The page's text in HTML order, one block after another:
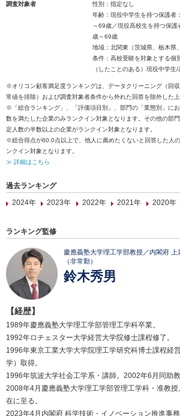
調査対象者
性別：指定なし
年齢：現役中学生を持つ保護
～69歳／現役高校生を持つ保
歳～69歳
地域：北関東（茨城県、栃木県
条件：高校受験を対象とする個
（したことのある）現役中学生
※オリコン顧客満足度ランキングは、データクリーニング（回
常値を排除）および調査対象者条件から外れた回答を除外した上
※「総合ランキング」、「評価項目別」、部門の「業態別」に
数を満たした企業のみランクイン対象となります。その他の部
定人数の半数以上の企業がランクイン対象となります。
※総合得点が60.0点以上で、他人に薦めたくないと回答した人
ンクイン対象となります。
≫ 詳細はこちら
過去ランキング
2024年
2023年 2022年 2021年 2020年
ランキング監修
慶應義塾大学理工学部教授／内閣府
（非常勤）
鈴木秀男
【経歴】
1989年慶應義塾大学理工学部管理工学科卒業。
1992年ロチェスター大学経営大学院修士課程修了。
1996年東京工業大学大学院理工学研究科博士課程経
学）取得。
1996年筑波大学社会工学系・講師。2002年6月同助教
2008年4月慶應義塾大学理工学部管理工学科・准教
在に至る。
2023年4月内閣府 科学技術・イノベーション推進事